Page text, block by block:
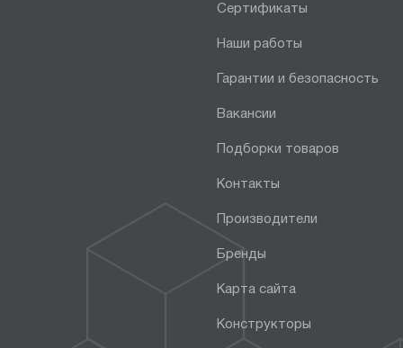
Сертификаты
Наши работы
Гарантии и безопасность
Вакансии
Подборки товаров
Контакты
Производители
Бренды
Карта сайта
Конструкторы